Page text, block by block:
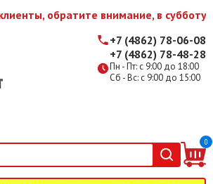
обратите внимание, в субботу
Пн - Пт: с 9:00 до 18:00
Сб - Вс: с 9:00 до 15:00
+7 (4862) 78-06-08
+7 (4862) 78-48-28
0